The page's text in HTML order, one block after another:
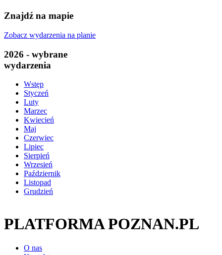
Znajdź na mapie
Zobacz wydarzenia na planie
2026 - wybrane
wydarzenia
Wstęp
Styczeń
Luty
Marzec
Kwiecień
Maj
Czerwiec
Lipiec
Sierpień
Wrzesień
Październik
Listopad
Grudzień
PLATFORMA POZNAN.PL
O nas